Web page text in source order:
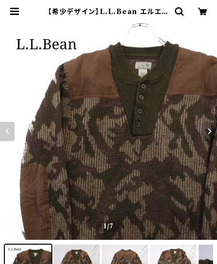
【希少デザイン】L.L.Bean エルエル
ンライン古着屋 9chord
1/7